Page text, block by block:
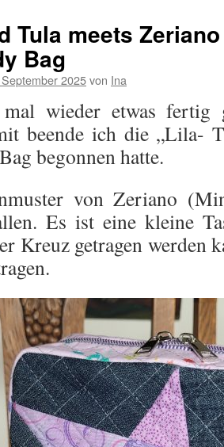
Tula meets
Bag
2025von Ina
wieder etwas fertig
beende ich die „Lila-
begonnen hatte.
von Zeriano
Es ist eine kleine
Kreuz getragen werden